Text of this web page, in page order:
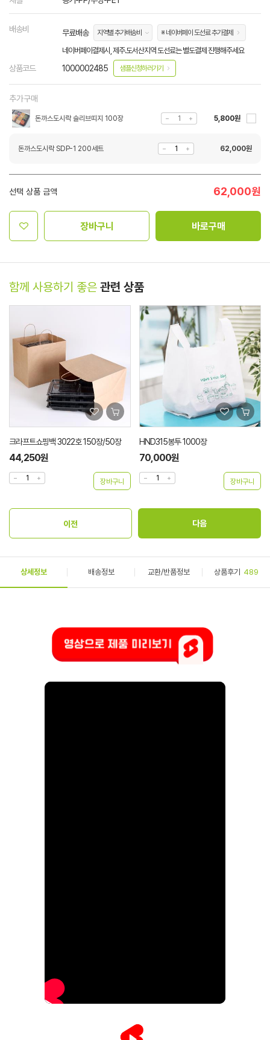
배송비 무료배송 지역별 추가배송비 ※ 네이버페이 도선료 추가결제
네이버페이결제시, 제주.도서산지역 도선료는 별도결제 진행해주세요
상품코드 1000002485 샘플신청하러가기
추가구매
돈까스도시락 슬리브띠지 100장 5,800원
돈까스도시락 SDP-1 200세트 62,000원
선택 상품 금액 62,000원
장바구니 바로구매
함께 사용하기 좋은 관련 상품
크라프트쇼핑백 3022호 150장/50장
44,250원
HND315봉투 1000장
70,000원
상세정보 배송정보 교환/반품정보 상품후기 489